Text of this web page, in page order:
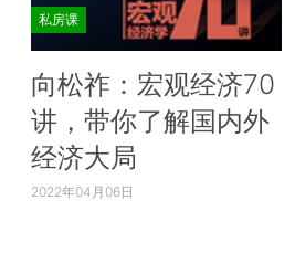
私房课
向松祚：宏观经济70
讲，带你了解国内外
经济大局
2022年04月06日